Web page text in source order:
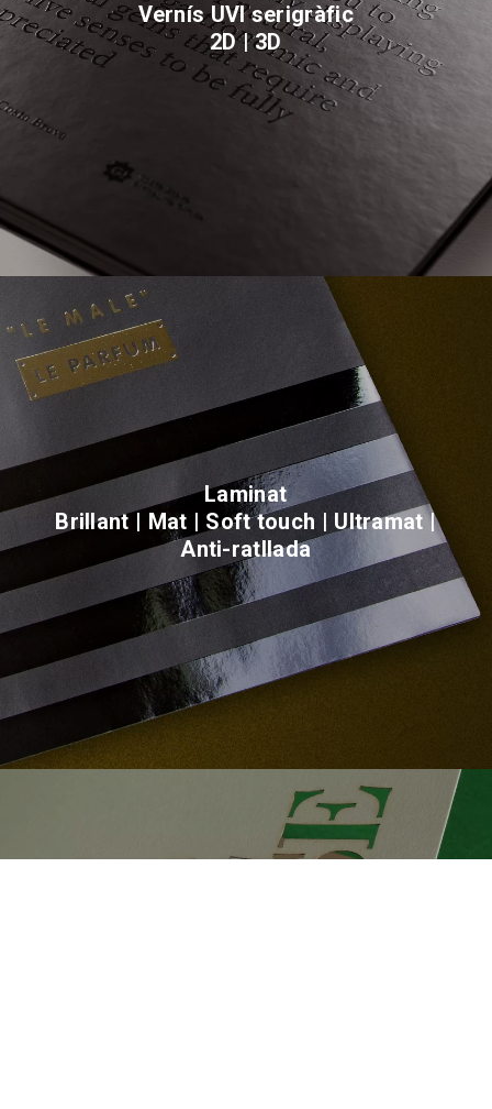
Vernís UVI serigràfic
2D | 3D
Laminat
Brillant | Mat | Soft touch | Ultramat |
Anti-ratllada